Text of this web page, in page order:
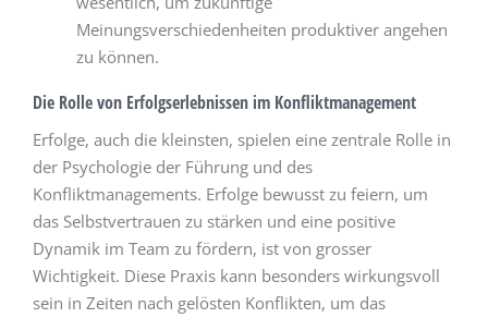
Meinungsverschiedenheiten produktiver angehen
zu können.
Die Rolle von Erfolgserlebnissen im Konfliktmanagement
Erfolge, auch die kleinsten, spielen eine zentrale Rolle in
der Psychologie der Führung und des
Konfliktmanagements. Erfolge bewusst zu feiern, um
das Selbstvertrauen zu stärken und eine positive
Dynamik im Team zu fördern, ist von grosser
Wichtigkeit. Diese Praxis kann besonders wirkungsvoll
sein in Zeiten nach gelösten Konflikten, um das